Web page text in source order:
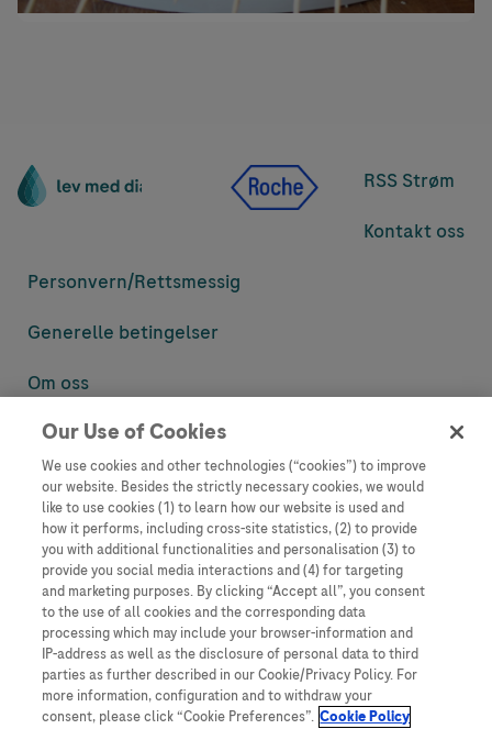
RSS Strøm
Kontakt oss
Personvern/Rettsmessig
Generelle betingelser
Om oss
Denne nettsiden inneholder informasjon som er målsatt til en stor
informasjon som ellers ikke er tilgjengelig eller gyldig i ditt land.
Vennligst vær oppmerksom på at vi ikke tar noe ansvar for tilgang til
informasjon som muligens ikke er i samsvar med noen gyldig juridisk
prosess, regulering, registrering eller bruk i bostedslandet ditt.
Roche har ikke alltid mulighet til å kvalitetssikre andres innlegg, men
vil fjerne villedende eller upassende innlegg så langt det lar seg gjøre.
Vi har ikke ansvar for innhold på eksterne nettsider som det lenkes til.
Kopiering av materiale fra dette nettstedet for bruk annet sted er ikke
tillatt uten avtale. Nettstedet selger plass til annonsører, og slikt
innhold er merket.
Dette nettstedet er ikke beregnet for å rapportere bivirkninger eller
Our Use of Cookies
We use cookies and other technologies (“cookies”) to improve
our website. Besides the strictly necessary cookies, we would
like to use cookies (1) to learn how our website is used and
how it performs, including cross-site statistics, (2) to provide
you with additional functionalities and personalisation (3) to
provide you social media interactions and (4) for targeting
and marketing purposes. By clicking “Accept all”, you consent
to the use of all cookies and the corresponding data
processing which may include your browser-information and
IP-address as well as the disclosure of personal data to third
parties as further described in our Cookie/Privacy Policy. For
more information, configuration and to withdraw your
consent, please click “Cookie Preferences”. Cookie Policy